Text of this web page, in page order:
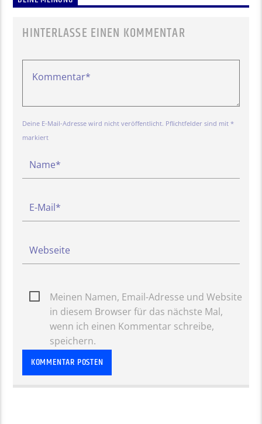
HINTERLASSE EINEN KOMMENTAR
Deine E-Mail-Adresse wird nicht veröffentlicht. Pflichtfelder sind mit *
markiert
Meinen Namen, Email-Adresse und Website
in diesem Browser für das nächste Mal,
wenn ich einen Kommentar schreibe,
speichern.